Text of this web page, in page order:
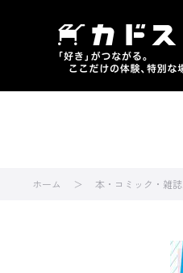
ホーム 本・コミック・雑誌